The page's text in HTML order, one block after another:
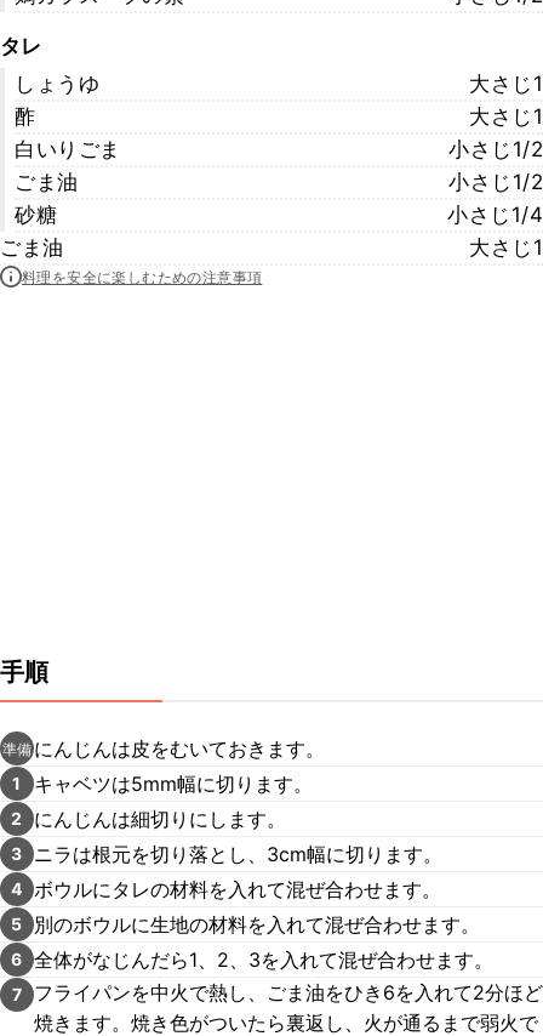
タレ
しょうゆ
大さじ1
酢
大さじ1
白いりごま
小さじ1/2
ごま油
小さじ1/2
砂糖
小さじ1/4
ごま油
大さじ1
料理を安全に楽しむための注意事項
手順
準備 にんじんは皮をむいておきます。
1 キャベツは5mm幅に切ります。
2 にんじんは細切りにします。
3 ニラは根元を切り落とし、3cm幅に切ります。
4 ボウルにタレの材料を入れて混ぜ合わせます。
5 別のボウルに生地の材料を入れて混ぜ合わせます。
6 全体がなじんだら1、2、3を入れて混ぜ合わせます。
7
フライパンを中火で熱し、ごま油をひき6を入れて2分ほど
焼きます。焼き色がついたら裏返し、火が通るまで弱火で